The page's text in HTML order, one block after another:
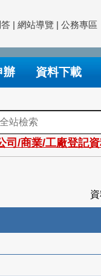
| 網站導覽 | 公務專區
辦 資料下載
全
站
司/商業/工廠登記